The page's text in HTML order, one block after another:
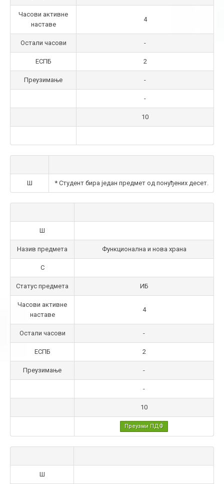
Часови активне
наставе
4
Остали часови -
ЕСПБ 2
Преузимање -
-
10
Ш * Студент бира један предмет од понуђених десет.
Ш
Назив предмета Функционална и нова храна
С
Статус предмета ИБ
Часови активне
наставе
4
Остали часови -
ЕСПБ 2
Преузимање -
-
10
Преузми ПДФ
Ш